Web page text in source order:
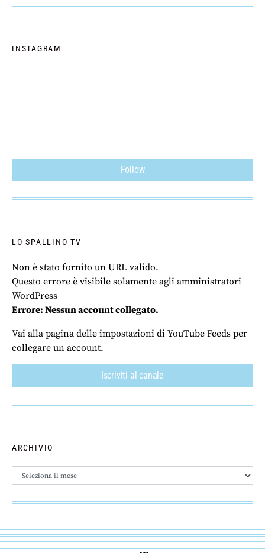
INSTAGRAM
Follow
LO SPALLINO TV
Non è stato fornito un URL valido.
Questo errore è visibile solamente agli amministratori
WordPress
Errore: Nessun account collegato.
Vai alla pagina delle impostazioni di YouTube Feeds per
collegare un account.
Iscriviti al canale
ARCHIVIO
Archivio